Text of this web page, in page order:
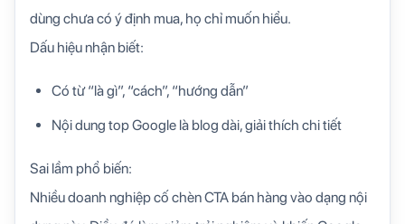
dùng chưa có ý định mua, họ chỉ muốn hiểu.
Dấu hiệu nhận biết:
Có từ “là gì”, “cách”, “hướng dẫn”
Nội dung top Google là blog dài, giải thích chi tiết
Sai lầm phổ biến:
Nhiều doanh nghiệp cố chèn CTA bán hàng vào dạng nội